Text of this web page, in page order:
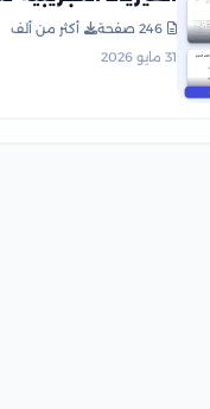
العامة
والتعليم PDF
246 صفحة
أكثر من ألف
31 مايو 2026